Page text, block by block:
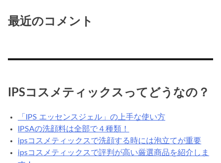
最近のコメント
IPSコスメティックスってどうなの？
「IPS エッセンスジェル」の上手な使い方
IPSAの洗顔料は全部で４種類！
ipsコスメティックスで洗顔する時には泡立てが重要
ipsコスメティックスで評判が高い厳選商品を紹介しま